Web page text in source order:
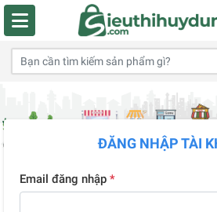
ĐĂNG NHẬP TÀI
Email đăng nhập *